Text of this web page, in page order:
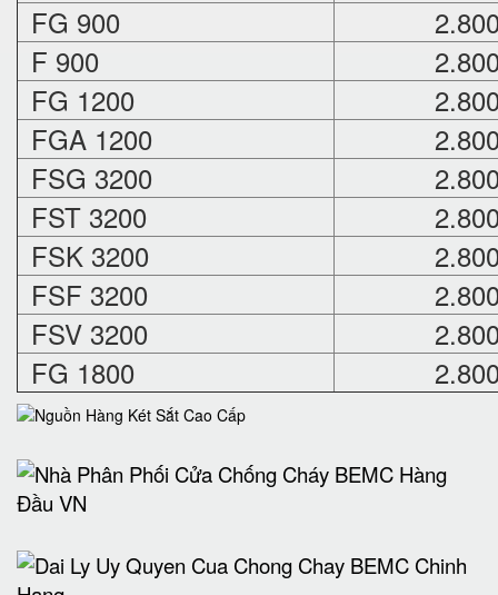
FG 900
F 900
FG 1200
FGA 1200
FSG 3200
FST 3200
FSK 3200
FSF 3200
FSV 3200
FG 1800